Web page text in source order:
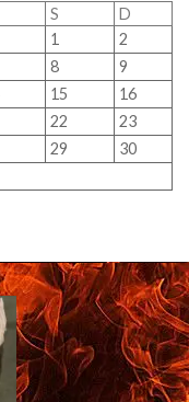
S
D
1
2
8
9
15
16
22
23
29
30